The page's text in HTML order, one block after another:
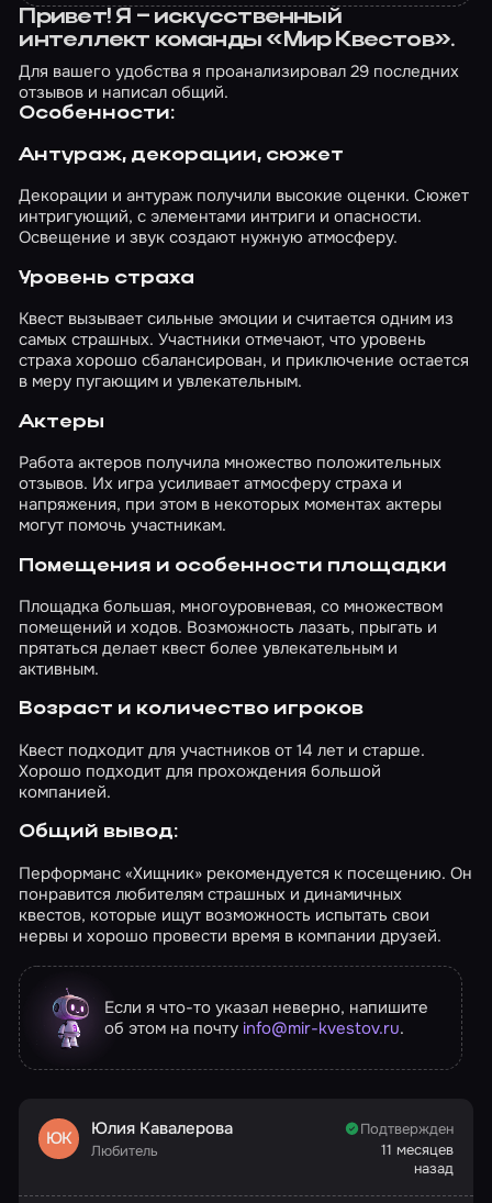
Привет! Я – искусственный
интеллект команды «Мир Квестов».
Для вашего удобства я проанализировал 29 последних
отзывов и написал общий.
Особенности:
Антураж, декорации, сюжет
Декорации и антураж получили высокие оценки. Сюжет
интригующий, с элементами интриги и опасности.
Освещение и звук создают нужную атмосферу.
Уровень страха
Квест вызывает сильные эмоции и считается одним из
самых страшных. Участники отмечают, что уровень
страха хорошо сбалансирован, и приключение остается
в меру пугающим и увлекательным.
Актеры
Работа актеров получила множество положительных
отзывов. Их игра усиливает атмосферу страха и
напряжения, при этом в некоторых моментах актеры
могут помочь участникам.
Помещения и особенности площадки
Площадка большая, многоуровневая, со множеством
помещений и ходов. Возможность лазать, прыгать и
прятаться делает квест более увлекательным и
активным.
Возраст и количество игроков
Квест подходит для участников от 14 лет и старше.
Хорошо подходит для прохождения большой
компанией.
Общий вывод:
Перформанс «Хищник» рекомендуется к посещению. Он
понравится любителям страшных и динамичных
квестов, которые ищут возможность испытать свои
нервы и хорошо провести время в компании друзей.
Если я что-то указал неверно, напишите
об этом на почту info@mir-kvestov.ru.
ЮК Юлия Кавалерова
Любитель
Подтвержден
11 месяцев
назад